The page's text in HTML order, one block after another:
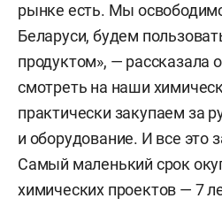
рынке есть. Мы
Беларуси, будем
продуктом», — рассказала
смотреть на наши
практически закупаем за
и оборудование. И все это
Самый маленький срок
химических проектов — 7